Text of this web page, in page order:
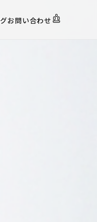
お問い合わせ